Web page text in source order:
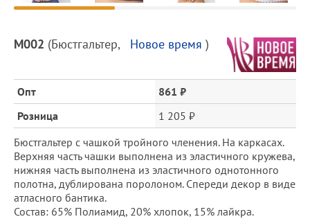
Описание
товара
цена
М002 (Бюстгальтер, Новое время )
Опт
861 ₽
Розница
1 205 ₽
Бюстгальтер с чашкой тройного членения. На каркасах.
Верхняя часть чашки выполнена из эластичного кружева,
нижняя часть выполнена из эластичного однотонного
полотна, дублирована поролоном. Спереди декор в виде
атласного бантика.
Состав: 65% Полиамид, 20% хлопок, 15% лайкра.